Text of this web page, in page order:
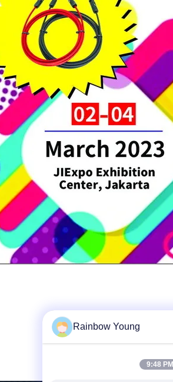
Rainbow Young
9:48 PM